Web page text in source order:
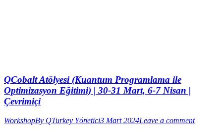
QCobalt Atölyesi (Kuantum Programlama ile
Optimizasyon Eğitimi) | 30-31 Mart, 6-7 Nisan |
Çevrimiçi
WorkshopBy QTurkey Yönetici3 Mart 2024Leave a comment